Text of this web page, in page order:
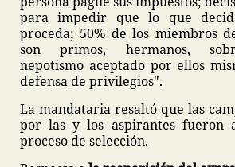
para impedir que lo que
proceda; 50% de los miembros
son primos, hermanos,
nepotismo aceptado por ellos
defensa de privilegios".
La mandataria resaltó que las
por las y los aspirantes fueron
proceso de selección.